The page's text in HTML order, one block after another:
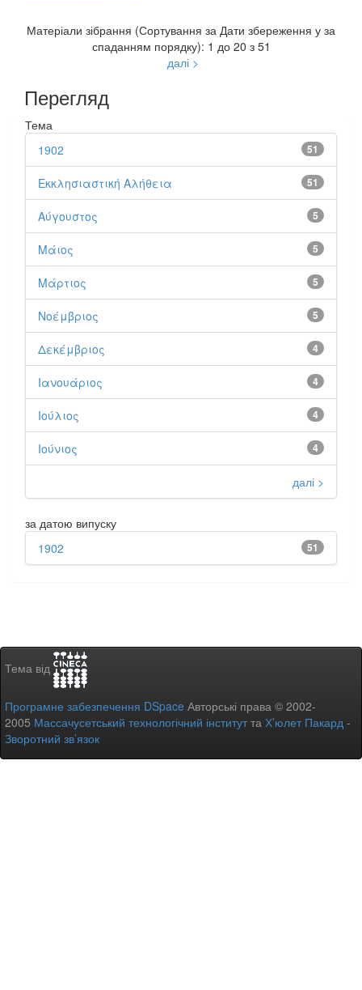
Матеріали зібрання (Сортування за Дати збереження у за
спаданням порядку): 1 до 20 з 51
далі >
Перегляд
Тема
51
1902
51
Εκκλησιαστική Αλήθεια
5
Αύγουστος
5
Μάιος
5
Μάρτιος
5
Νοέμβριος
4
Δεκέμβριος
4
Ιανουάριος
4
Ιούλιος
4
Ιούνιος
далі >
за датою випуску
51
1902
Тема від
Програмне забезпечення DSpace Авторські права © 2002-
2005 Массачусетський технологічний інститутта Х’юлет Пакард -
Зворотний зв’язок